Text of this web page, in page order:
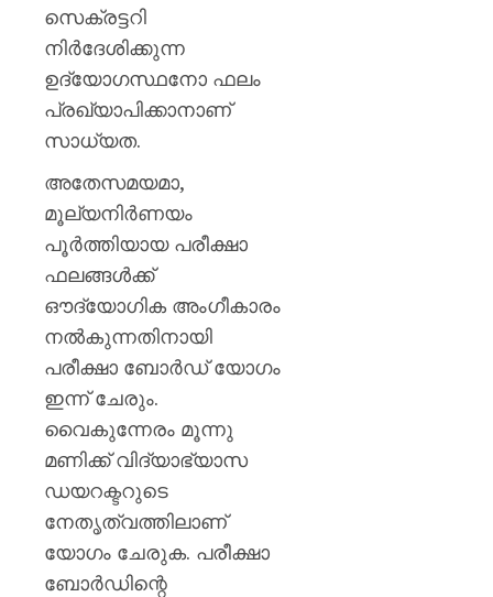
സെക്രട്ടറി
നിർദേശിക്കുന്ന
ഉദ്യോഗസ്ഥനോ ഫലം
പ്രഖ്യാപിക്കാനാണ്
സാധ്യത.
അതേസമയമാ,
മൂല്യനിർണയം
പൂർത്തിയായ പരീക്ഷാ
ഫലങ്ങൾക്ക്
ഔദ്യോഗിക അംഗീകാരം
നൽകുന്നതിനായി
പരീക്ഷാ ബോർഡ് യോഗം
ഇന്ന് ചേരും.
വൈകുന്നേരം മൂന്നു
മണിക്ക് വിദ്യാഭ്യാസ
ഡയറക്ടറുടെ
നേതൃത്വത്തിലാണ്
യോഗം ചേരുക. പരീക്ഷാ
ബോർഡിന്റെ